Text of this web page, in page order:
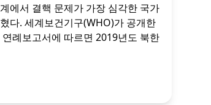
에서 결핵 문제가 가장 심각한 국가
다. 세계보건기구(WHO)가 공개한
례보고서에 따르면 2019년도 북한